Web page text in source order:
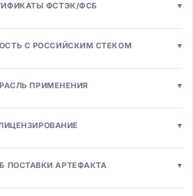
ФСТЭК/ФСБ ▾
С РОССИЙСКИМ СТЕКОМ ▾
ПРИМЕНЕНИЯ ▾
▾
ПОСТАВКИ АРТЕФАКТА ▾